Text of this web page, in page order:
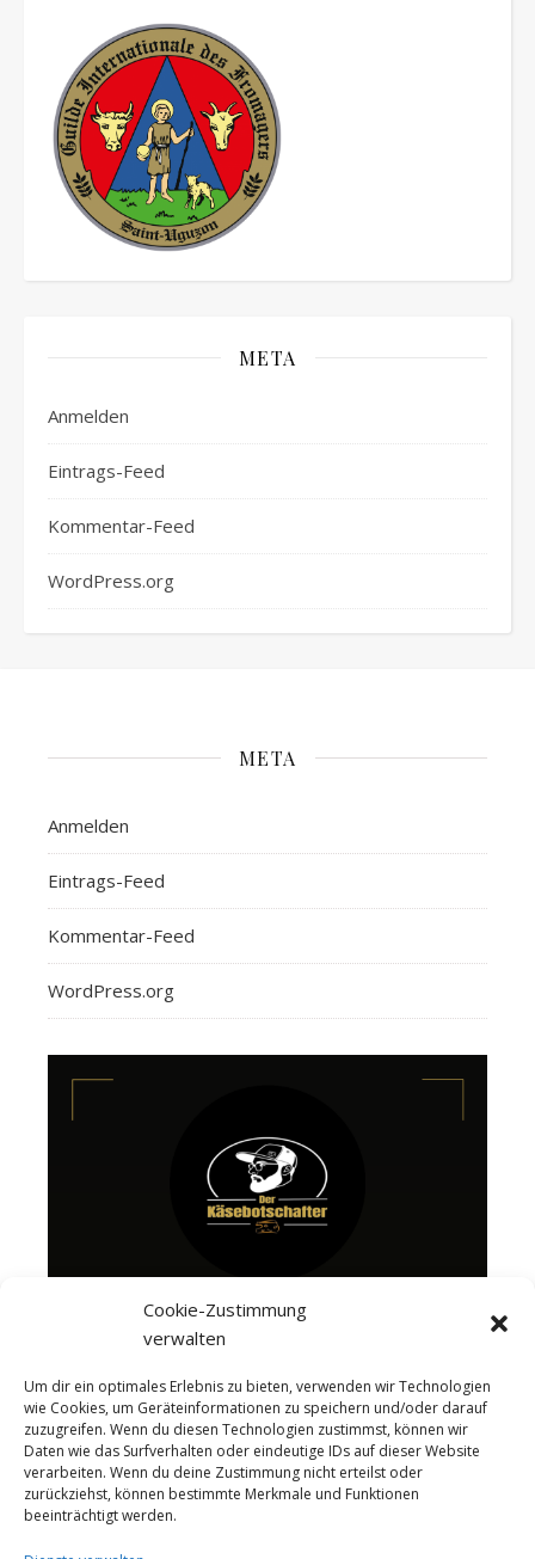
Cookie-Zustimmung
verwalten
Um dir ein optimales Erlebnis zu bieten, verwenden wir Technologien
wie Cookies, um Geräteinformationen zu speichern und/oder darauf
zuzugreifen. Wenn du diesen Technologien zustimmst, können wir
Daten wie das Surfverhalten oder eindeutige IDs auf dieser Website
verarbeiten. Wenn du deine Zustimmung nicht erteilst oder
zurückziehst, können bestimmte Merkmale und Funktionen
beeinträchtigt werden.
META
Anmelden
Eintrags-Feed
Kommentar-Feed
WordPress.org
META
Anmelden
Eintrags-Feed
Kommentar-Feed
WordPress.org